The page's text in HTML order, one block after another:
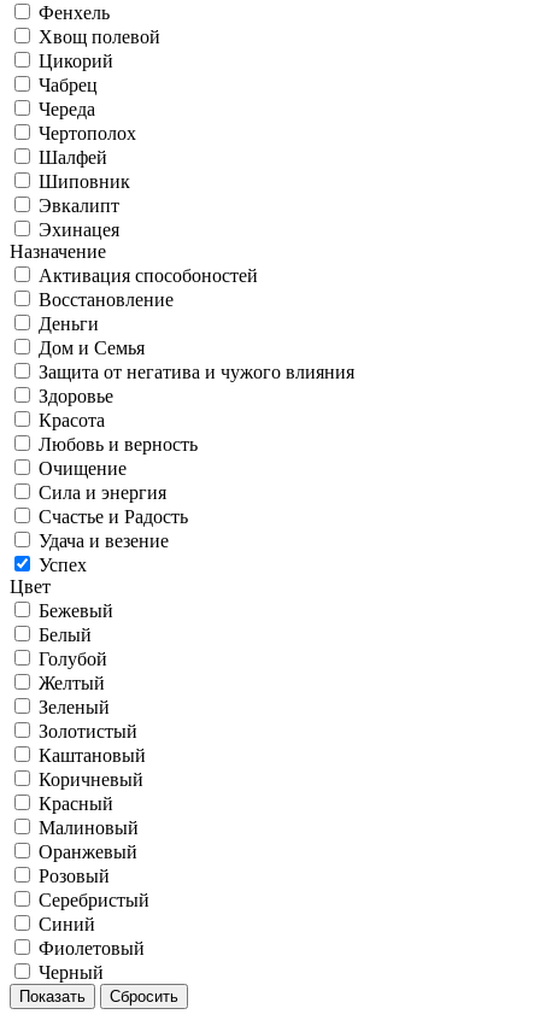
Фенхель
Хвощ полевой
Цикорий
Чабрец
Череда
Чертополох
Шалфей
Шиповник
Эвкалипт
Эхинацея
Назначение
Активация способоностей
Восстановление
Деньги
Дом и Семья
Защита от негатива и чужого влияния
Здоровье
Красота
Любовь и верность
Очищение
Сила и энергия
Счастье и Радость
Удача и везение
Успех
Цвет
Бежевый
Белый
Голубой
Желтый
Зеленый
Золотистый
Каштановый
Коричневый
Красный
Малиновый
Оранжевый
Розовый
Серебристый
Синий
Фиолетовый
Черный